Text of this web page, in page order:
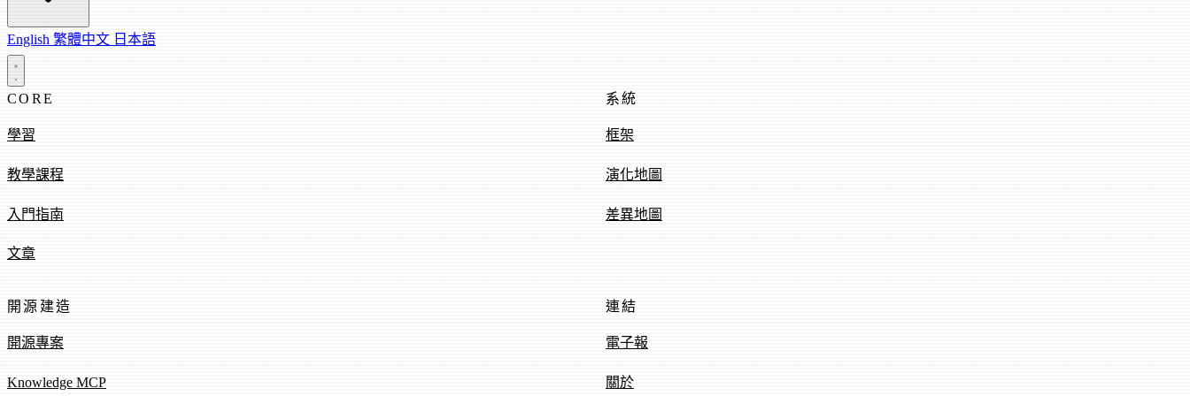
English 繁體中文 日本語
CORE
學習
教學課程
入門指南
文章
系統
框架
演化地圖
差異地圖
開源建造
開源專案
Knowledge MCP
連結
電子報
關於